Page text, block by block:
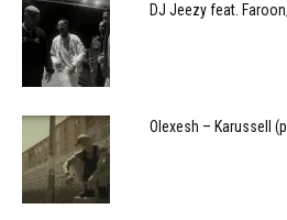
DJ Jeezy feat.
Olexesh – Karussell